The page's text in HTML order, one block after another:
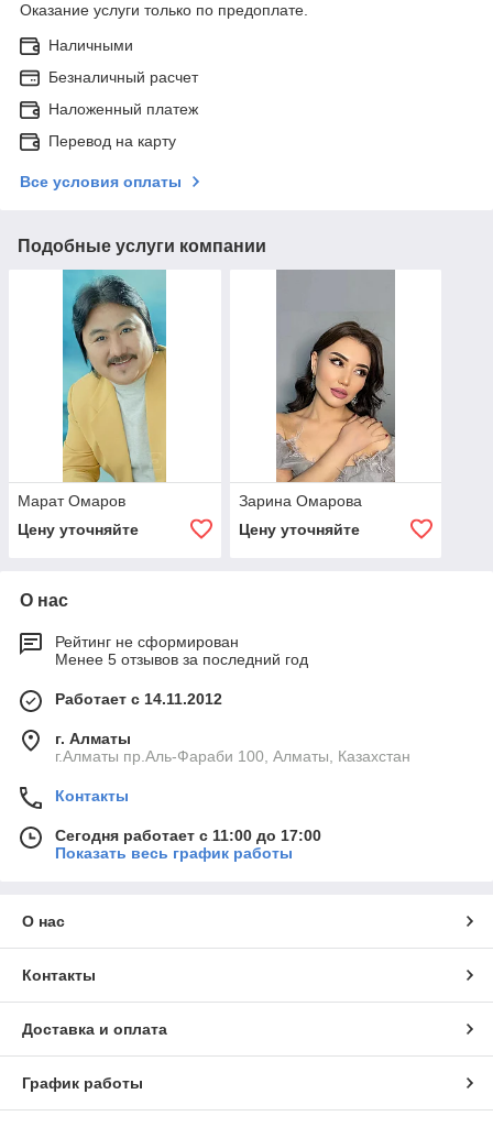
Оказание услуги только по предоплате.
Наличными
Безналичный расчет
Наложенный платеж
Перевод на карту
Все условия оплаты
Подобные услуги компании
Марат Омаров
Цену уточняйте
Зарина Омарова
Цену уточняйте
О нас
Рейтинг не сформирован
Менее 5 отзывов за последний год
Работает с 14.11.2012
г. Алматы
г.Алматы пр.Аль-Фараби 100, Алматы, Казахстан
Контакты
Сегодня работает с 11:00 до 17:00
Показать весь график работы
О нас
Контакты
Доставка и оплата
График работы